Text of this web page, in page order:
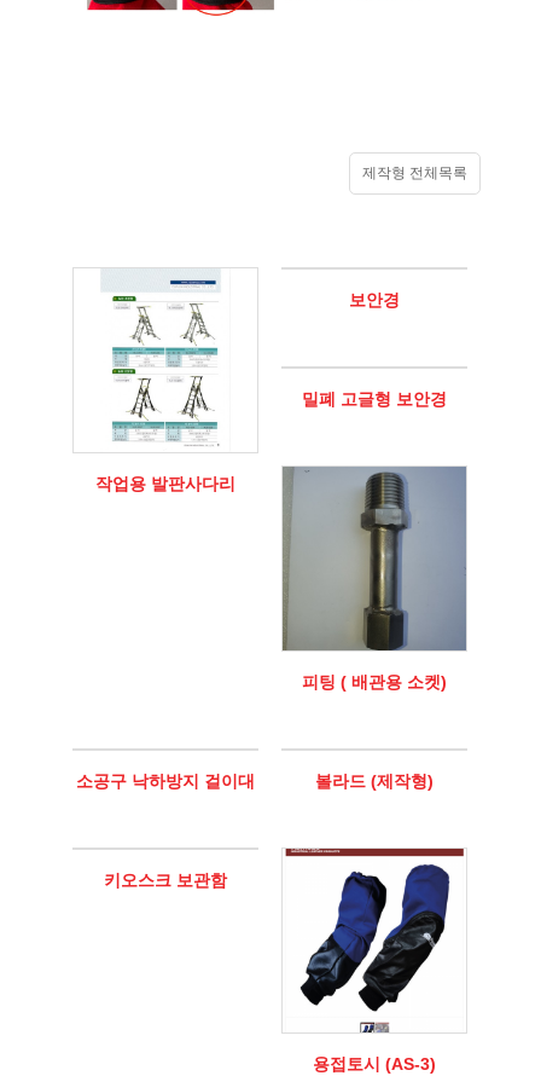
제작형 전체목록
작업용 발판사다리
보안경
밀폐 고글형 보안경
피팅 ( 배관용 소켓)
소공구 낙하방지 걸이대 볼라드 (제작형)
키오스크 보관함
용접토시 (AS-3)